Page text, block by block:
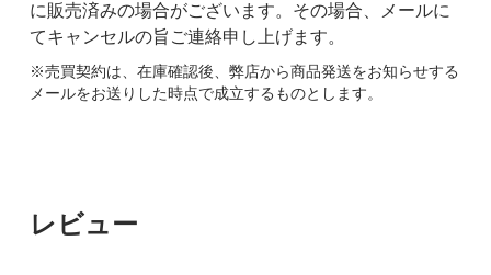
に販売済みの場合がございます。その場合、メールに
てキャンセルの旨ご連絡申し上げます。
※売買契約は、在庫確認後、弊店から商品発送をお知らせする
メールをお送りした時点で成立するものとします。
レビュー